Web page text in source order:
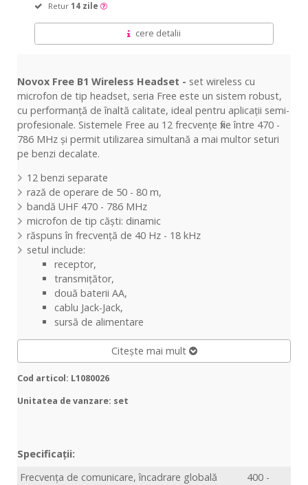
Retur 14 zile
cere detalii
Novox Free B1 Wireless Headset - set wireless cu
microfon de tip headset, seria Free este un sistem robust,
cu performanță de înaltă calitate, ideal pentru aplicații semi-
profesionale. Sistemele Free au 12 frecvențe fixe între 470 -
786 MHz și permit utilizarea simultană a mai multor seturi
pe benzi decalate.
12 benzi separate
rază de operare de 50 - 80 m,
bandă UHF 470 - 786 MHz
microfon de tip căști: dinamic
răspuns în frecvență de 40 Hz - 18 kHz
setul include:
receptor,
transmițător,
două baterii AA,
cablu Jack-Jack,
sursă de alimentare
Citește mai mult
Cod articol: L1080026
Unitatea de vanzare: set
Specificații:
Frecvența de comunicare, încadrare globală
400 -